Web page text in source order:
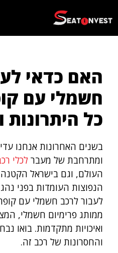
לתוכן
האם כדאי
חשמלי עם
כל היתרונות
בשנים האחרונות אנחנו
ומתרחבת של מעבר לכלי
העולם, וגם בישראל
הנפוצות העומדות בפני
לעבור לרכב חשמלי עם
ממותג פרימיום חשמלי,
ואיכויות מתקדמות. בואו
והחסרונות של רכב זה.